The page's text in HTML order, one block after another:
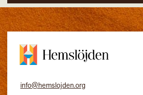
info@hemslojden.org